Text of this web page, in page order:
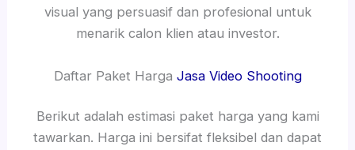
visual yang persuasif dan profesional untuk
menarik calon klien atau investor.
Daftar Paket Harga Jasa Video Shooting
Berikut adalah estimasi paket harga yang kami
tawarkan. Harga ini bersifat fleksibel dan dapat